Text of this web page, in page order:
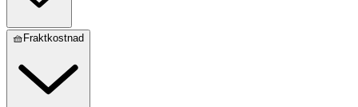
🧺Fraktkostnad